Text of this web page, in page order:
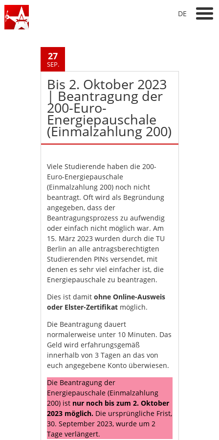
DE
27
SEP.
Bis 2. Oktober 2023
| Beantragung der
200-Euro-
Energiepauschale
(Einmalzahlung 200)
Viele Studierende haben die 200-
Euro-Energiepauschale
(Einmalzahlung 200) noch nicht
beantragt. Oft wird als Begründung
angegeben, dass der
Beantragungsprozess zu aufwendig
oder einfach nicht möglich war. Am
15. März 2023 wurden durch die TU
Berlin an alle antragsberechtigten
Studierenden PINs versendet, mit
denen es sehr viel einfacher ist, die
Energiepauschale zu beantragen.
Dies ist damitohne Online-Ausweis
oder Elster-Zertifikat möglich.
Die Beantragung dauert
normalerweise unter 10 Minuten. Das
Geld wird erfahrungsgemäß
innerhalb von 3 Tagen an das von
euch angegebene Konto überwiesen.
Die Beantragung der
Energiepauschale (Einmalzahlung
200) ist nur noch bis zum 2. Oktober
2023 möglich. Die ursprüngliche Frist,
30. September 2023, wurde um 2
Tage verlängert.